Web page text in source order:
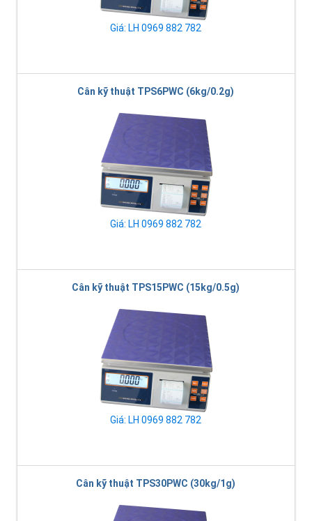
Giá: LH 0969 882 782
Cân kỹ thuật TPS6PWC (6kg/0.2g)
Giá: LH 0969 882 782
Cân kỹ thuật TPS15PWC (15kg/0.5g)
Giá: LH 0969 882 782
Cân kỹ thuật TPS30PWC (30kg/1g)